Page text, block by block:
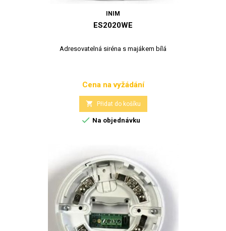
INIM
ES2020WE
Adresovatelná siréna s majákem bílá
Cena
Cena na vyžádání
 Přidat do košíku
 Na objednávku